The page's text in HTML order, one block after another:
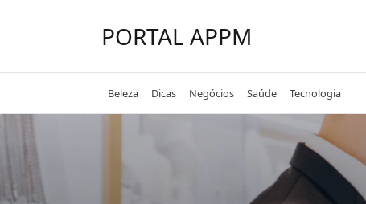
PORTAL APPM
Beleza Dicas Negócios Saúde Tecnologia